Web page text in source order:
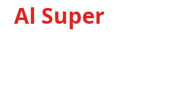
Al Super